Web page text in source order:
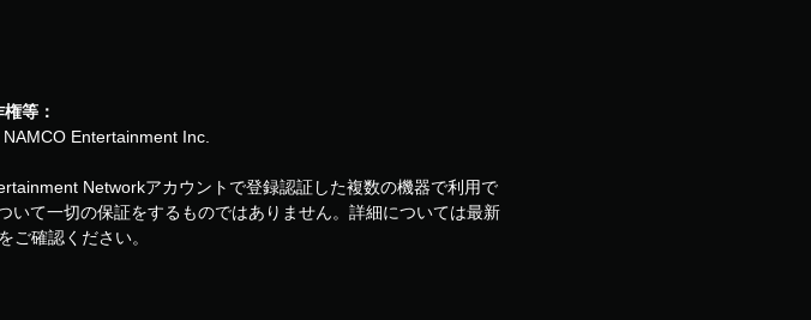
権等：
Entertainment Inc.
Networkアカウントで登録認証した複数の機器で利用で
て一切の保証をするものではありません。詳細については最新
ご確認ください。